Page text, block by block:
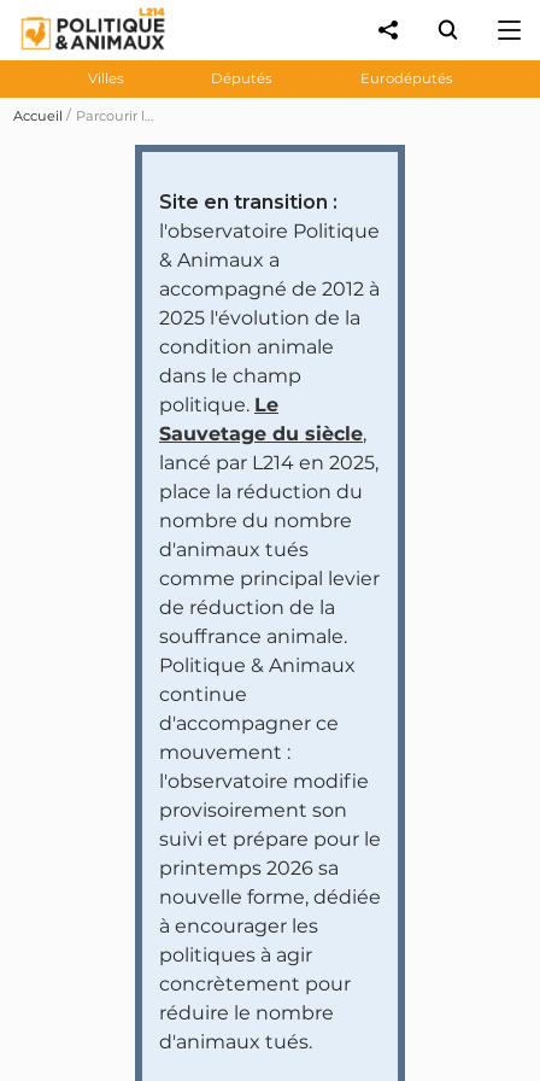
Villes Députés Eurodéputés
Accueil Parcourir les prises de position des personnalités et partis politiques
Site en transition :
l'observatoire Politique
& Animaux a
accompagné de 2012 à
2025 l'évolution de la
condition animale
dans le champ
politique. Le
Sauvetage du siècle,
lancé par L214 en 2025,
place la réduction du
nombre du nombre
d'animaux tués
comme principal levier
de réduction de la
souffrance animale.
Politique & Animaux
continue
d'accompagner ce
mouvement :
l'observatoire modifie
provisoirement son
suivi et prépare pour le
printemps 2026 sa
nouvelle forme, dédiée
à encourager les
politiques à agir
concrètement pour
réduire le nombre
d'animaux tués.